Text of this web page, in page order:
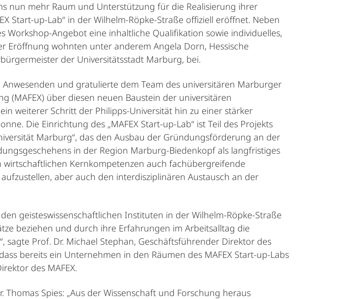
nun mehr Raum und Unterstützung für die Realisierung ihrer
Start-up-Lab“ in der Wilhelm-Röpke-Straße offiziell eröffnet. Neben
Angebot eine inhaltliche Qualifikation sowie individuelles,
wohnten unter anderem Angela Dorn, Hessische
der Universitätsstadt Marburg, bei.
und gratulierte dem Team des universitären Marburger
über diesen neuen Baustein der universitären
weiterer Schritt der Philipps-Universität hin zu einer stärker
Die Einrichtung des „MAFEX Start-up-Lab“ ist Teil des Projekts
Marburg“, das den Ausbau der Gründungsförderung an der
in der Region Marburg-Biedenkopf als langfristiges
Kernkompetenzen auch fachübergreifende
aber auch den interdisziplinären Austausch an der
geisteswissenschaftlichen Instituten in der Wilhelm-Röpke-Straße
beziehen und durch ihre Erfahrungen im Arbeitsalltag die
Prof. Dr. Michael Stephan, Geschäftsführender Direktor des
bereits ein Unternehmen in den Räumen des MAFEX Start-up-Labs
des MAFEX.
Spies: „Aus der Wissenschaft und Forschung heraus